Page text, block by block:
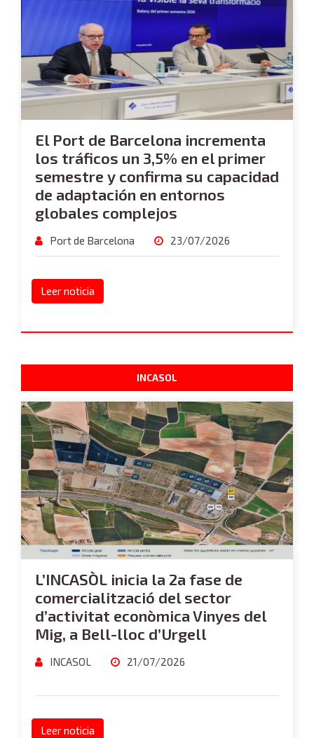
El Port de Barcelona incrementa
los tráficos un 3,5% en el primer
semestre y confirma su capacidad
de adaptación en entornos
globales complejos
Port de Barcelona 23/07/2026
Leer noticia
INCASOL
L’INCASÒL inicia la 2a fase de
comercialització del sector
d’activitat econòmica Vinyes del
Mig, a Bell-lloc d’Urgell
INCASOL 21/07/2026
Leer noticia